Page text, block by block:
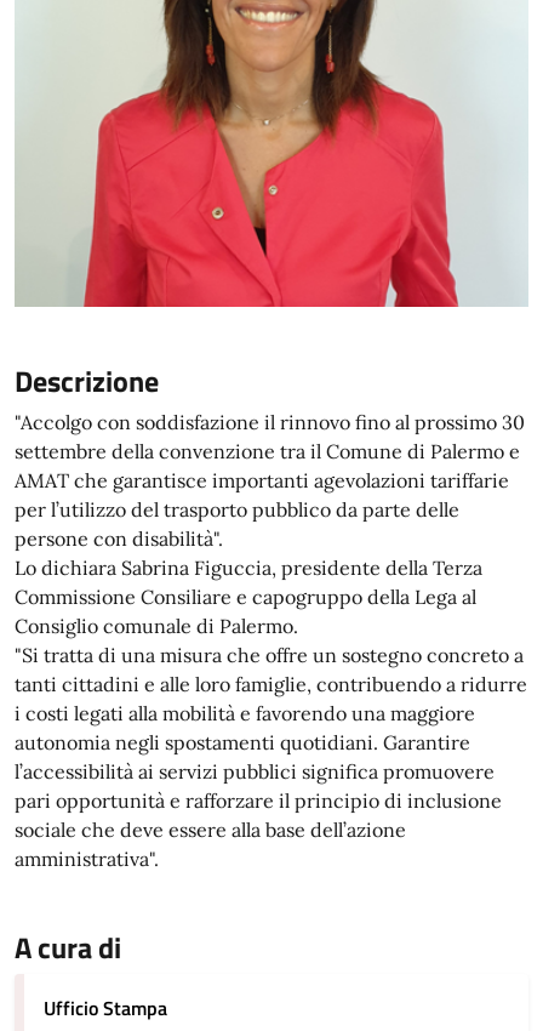
Descrizione
"Accolgo con soddisfazione il rinnovo fino al prossimo 30
settembre della convenzione tra il Comune di Palermo e
AMAT che garantisce importanti agevolazioni tariffarie
per l’utilizzo del trasporto pubblico da parte delle
persone con disabilità".
Lo dichiara Sabrina Figuccia, presidente della Terza
Commissione Consiliare e capogruppo della Lega al
Consiglio comunale di Palermo.
"Si tratta di una misura che offre un sostegno concreto a
tanti cittadini e alle loro famiglie, contribuendo a ridurre
i costi legati alla mobilità e favorendo una maggiore
autonomia negli spostamenti quotidiani. Garantire
l’accessibilità ai servizi pubblici significa promuovere
pari opportunità e rafforzare il principio di inclusione
sociale che deve essere alla base dell’azione
amministrativa".
A cura di
Ufficio Stampa